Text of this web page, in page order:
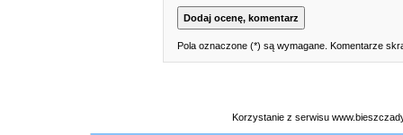
Pola oznaczone (*) są wymagane. Komentarze
Korzystanie z serwisu